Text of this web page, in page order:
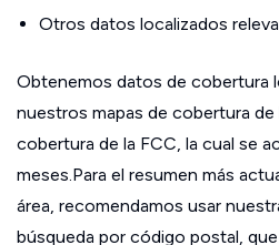
Otros datos localizados
Obtenemos datos de cobertura
nuestros mapas de cobertura de
cobertura de la FCC, la cual se
meses.Para el resumen más
área, recomendamos usar
búsqueda por código postal,